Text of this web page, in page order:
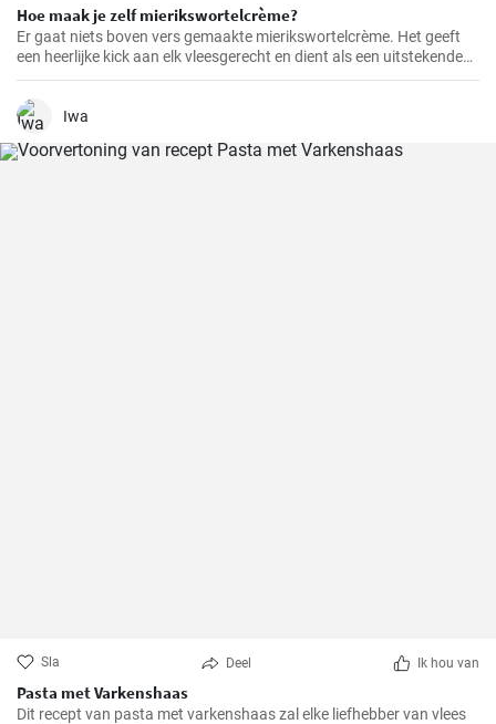
Hoe maak je zelf mierikswortelcrème?
Er gaat niets boven vers gemaakte mierikswortelcrème. Het geeft
een heerlijke kick aan elk vleesgerecht en dient als een uitstekende
smaakmaker voor sandwiches.
Iwa
Sla Deel Ik hou van
Pasta met Varkenshaas
Dit recept van pasta met varkenshaas zal elke liefhebber van vlees